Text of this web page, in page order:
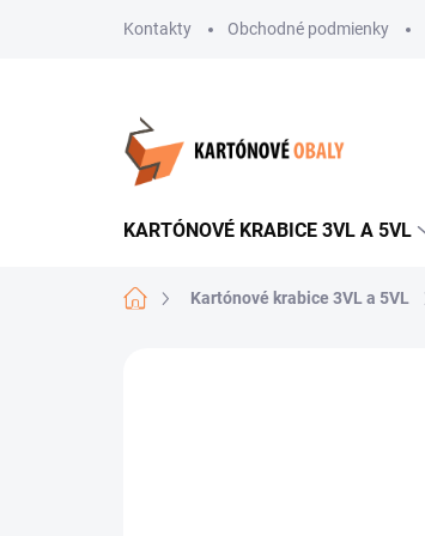
Kontakty Obchodné podmienky
KARTÓNOVÉ KRABICE 3VL A 5VL
DomovKartónové krabice 3VL a 5VL